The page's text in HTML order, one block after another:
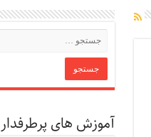
آموزش های پرطرفدار